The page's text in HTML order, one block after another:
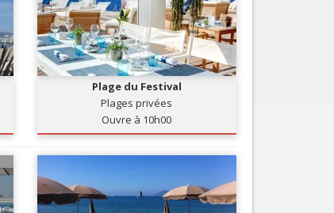
Plage du Festival
Plages privées
Ouvre à 10h00